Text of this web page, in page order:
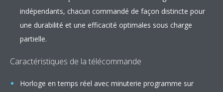
indépendants, chacun commandé de façon distincte pour
une durabilité et une efficacité optimales sous charge
partielle.
Caractéristiques de la télécommande
Horloge en temps réel avec minuterie programme sur